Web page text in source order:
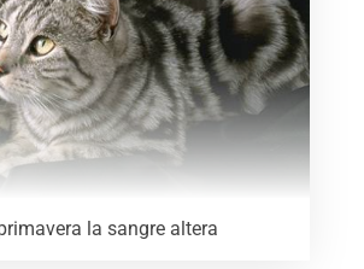
la sangre altera